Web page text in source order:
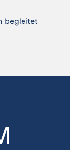
begleitet